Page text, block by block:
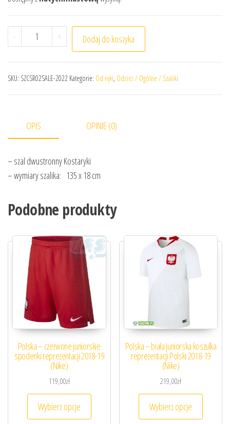
- ilość Kostaryka - szalik kibica reprezentacji Kostaryki
+ Dodaj do koszyka
SKU: SZCSR02SALE-2022 Kategorie: Od ręki, Odzież / Ogólne / Szaliki
OPIS OPINIE (0)
– szal dwustronny Kostaryki
– wymiary szalika: 135 x 18 cm
Podobne produkty
Polska – czerwone juniorskie
spodenki reprezentacji 2018-19
(Nike)
119,00zł
Wybierz opcje
Ten produkt ma wiele wariantów. Opcje
Polska – biała juniorska koszulka
reprezentacji Polski 2018-19
(Nike)
219,00zł
Wybierz opcje
Ten